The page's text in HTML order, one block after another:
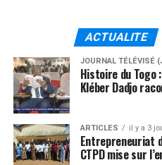
ACTUALITE
JOURNAL TÉLÉVISÉ
Histoire du Togo
Kléber Dadjo
ARTICLES il y a 3
Entrepreneuriat
CTPD mise sur